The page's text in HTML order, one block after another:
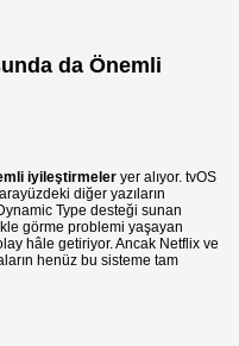
da Önemli
iyileştirmeler yer alıyor. tvOS
diğer yazıların
Type desteği sunan
görme problemi yaşayan
hâle getiriyor. Ancak Netflix ve
henüz bu sisteme tam